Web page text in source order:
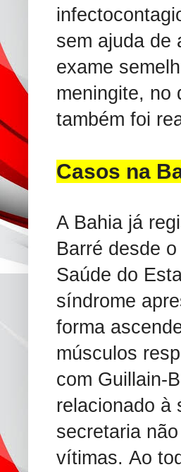
sem ajuda de
exame
meningite, no
também foi
Casos na
A Bahia já
Barré desde
Saúde do
síndrome
forma
músculos
com Guillain-
relacionado à
secretaria
vítimas. Ao